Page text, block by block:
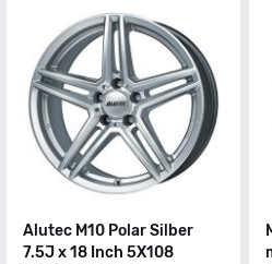
Alutec M10 Polar Silber
7.5J x 18 Inch 5X108